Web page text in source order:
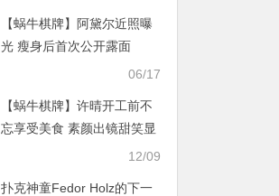
【蜗牛棋牌】阿黛尔近照曝
光 瘦身后首次公开露面
06/17
【蜗牛棋牌】许晴开工前不
忘享受美食 素颜出镜甜笑显
12/09
扑克神童Fedor Holz的下一